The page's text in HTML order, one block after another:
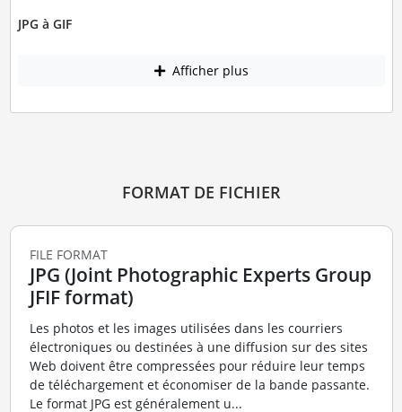
JPG à GIF
Afficher plus
FORMAT DE FICHIER
FILE FORMAT
JPG (Joint Photographic Experts Group
JFIF format)
Les photos et les images utilisées dans les courriers
électroniques ou destinées à une diffusion sur des sites
Web doivent être compressées pour réduire leur temps
de téléchargement et économiser de la bande passante.
Le format JPG est généralement u...